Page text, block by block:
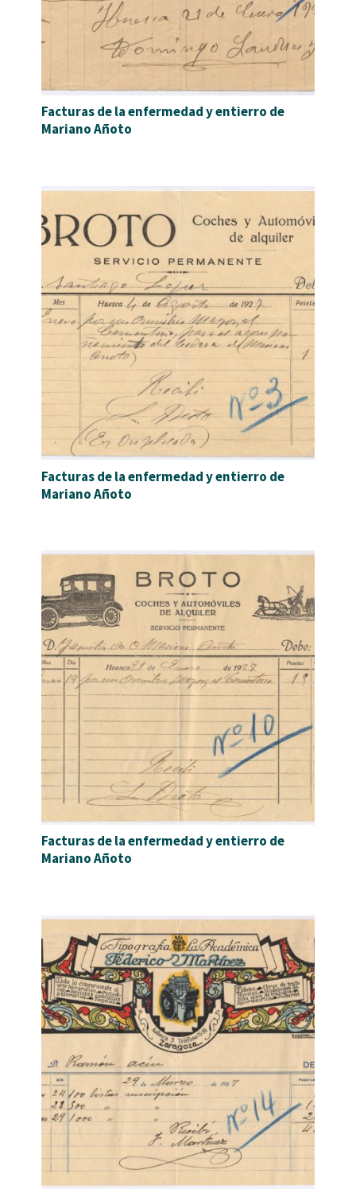
Facturas de la enfermedad y entierro de
Mariano Añoto
Facturas de la enfermedad y entierro de
Mariano Añoto
Facturas de la enfermedad y entierro de
Mariano Añoto